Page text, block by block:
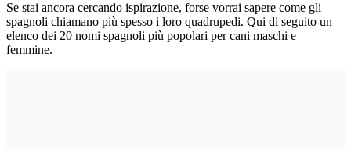
Se stai ancora cercando ispirazione, forse vorrai sapere come gli
spagnoli chiamano più spesso i loro quadrupedi. Qui di seguito un
elenco dei 20 nomi spagnoli più popolari per cani maschi e
femmine.